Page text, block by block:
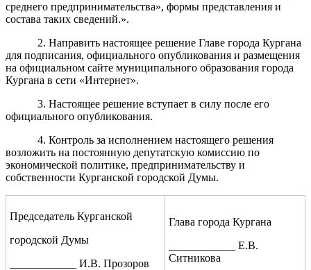
среднего предпринимательства», формы представления и
состава таких сведений.».
2. Направить настоящее решение Главе города Кургана
для подписания, официального опубликования и размещения
на официальном сайте муниципального образования города
Кургана в сети «Интернет».
3. Настоящее решение вступает в силу после его
официального опубликования.
4. Контроль за исполнением настоящего решения
возложить на постоянную депутатскую комиссию по
экономической политике, предпринимательству и
собственности Курганской городской Думы.
Председатель Курганской
городской Думы
____________ И.В. Прозоров
Глава города Кургана
Е.В.
Ситникова